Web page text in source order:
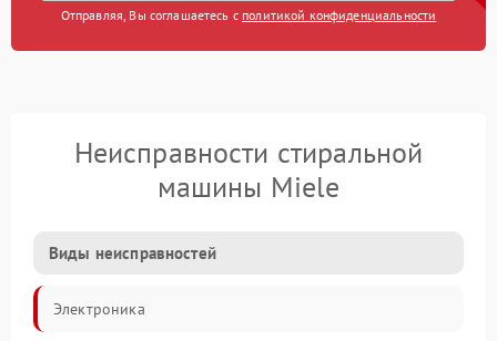
Отправляя, Вы соглашаетесь с политикой конфиденциальности
Неисправности стиральной
машины Miele
Виды неисправностей
Электроника